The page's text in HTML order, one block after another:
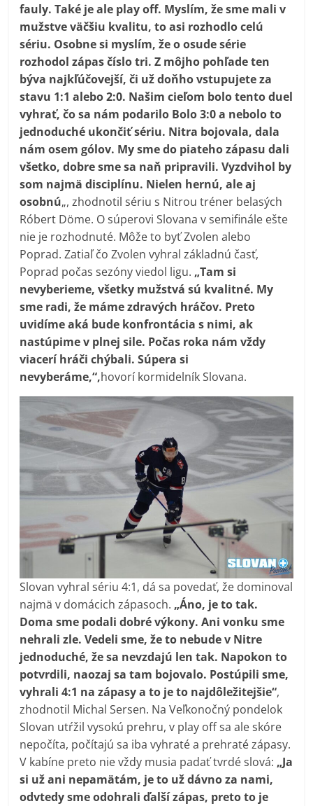
fauly. Také je ale play off. Myslím, že sme mali v
mužstve väčšiu kvalitu, to asi rozhodlo celú
sériu. Osobne si myslím, že o osude série
rozhodol zápas číslo tri. Z môjho pohľade ten
býva najkľúčovejší, či už doňho vstupujete za
stavu 1:1 alebo 2:0. Našim cieľom bolo tento duel
vyhrať, čo sa nám podarilo Bolo 3:0 a nebolo to
jednoduché ukončiť sériu. Nitra bojovala, dala
nám osem gólov. My sme do piateho zápasu dali
všetko, dobre sme sa naň pripravili. Vyzdvihol by
som najmä disciplínu. Nielen hernú, ale aj
osobnú„, zhodnotil sériu s Nitrou tréner belasých
Róbert Döme. O súperovi Slovana v semifinále ešte
nie je rozhodnuté. Môže to byť Zvolen alebo
Poprad. Zatiaľ čo Zvolen vyhral základnú časť,
Poprad počas sezóny viedol ligu. „Tam si
nevyberieme, všetky mužstvá sú kvalitné. My
sme radi, že máme zdravých hráčov. Preto
uvidíme aká bude konfrontácia s nimi, ak
nastúpime v plnej sile. Počas roka nám vždy
viacerí hráči chýbali. Súpera si
nevyberáme,“,hovorí kormidelník Slovana.
Slovan vyhral sériu 4:1, dá sa povedať, že dominoval
najmä v domácich zápasoch. „Áno, je to tak.
Doma sme podali dobré výkony. Ani vonku sme
nehrali zle. Vedeli sme, že to nebude v Nitre
jednoduché, že sa nevzdajú len tak. Napokon to
potvrdili, naozaj sa tam bojovalo. Postúpili sme,
vyhrali 4:1 na zápasy a to je to najdôležitejšie“,
zhodnotil Michal Sersen. Na Veľkonočný pondelok
Slovan utŕžil vysokú prehru, v play off sa ale skóre
nepočíta, počítajú sa iba vyhraté a prehraté zápasy.
V kabíne preto nie vždy musia padať tvrdé slová: „Ja
si už ani nepamätám, je to už dávno za nami,
odvtedy sme odohrali ďalší zápas, preto to je